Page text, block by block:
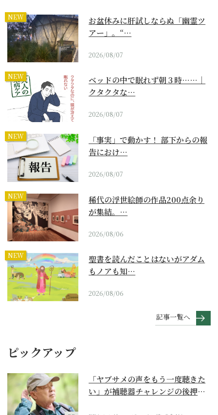
NEW
お盆休みに肝試しならぬ「幽霊ツ
アー」。“…
2026/08/07
NEW
ベッドの中で眠れず朝３時……｜
クタクタな…
2026/08/07
NEW
「事実」で動かす！ 部下からの報
告におけ…
2026/08/07
NEW
稀代の浮世絵師の作品200点余り
が集結。…
2026/08/06
NEW
聖書を読んだことはないがアダム
もノアも知…
2026/08/06
記事一覧へ
ピックアップ
「ヤブサメの声をもう一度聴きた
い」が補聴器チャレンジの後押し